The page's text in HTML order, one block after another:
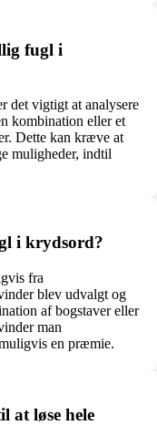
fugl i
det vigtigt at analysere
kombination eller et
Dette kan kræve at
muligheder, indtil
i krydsord?
fra
blev udvalgt og
af bogstaver eller
man
en præmie.
at løse hele